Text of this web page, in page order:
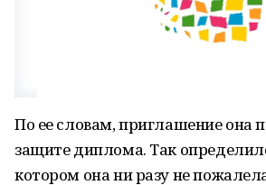
По ее словам, приглашение она
защите диплома. Так
котором она ни разу не